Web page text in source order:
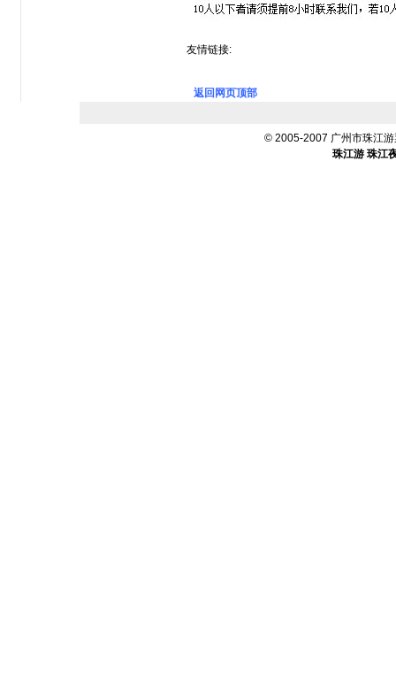
友情链接:
返回网页顶部
© 2005-2007 广州市珠江
珠江游 珠江